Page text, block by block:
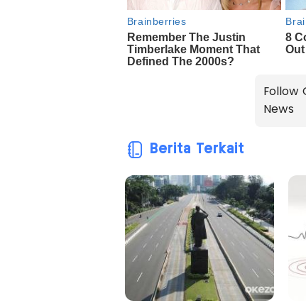
Follow
News
Berita Terkait